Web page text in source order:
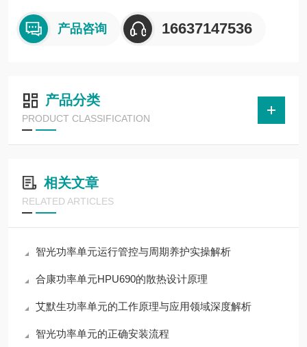
产品咨询 16637147536
产品分类
PRODUCT CLASSIFICATION
相关文章
RELATED ARTICLES
智光功率单元运行管控与周期养护实操解析
合康功率单元HPU690的散热设计原理
艾默生功率单元的工作原理与应用领域深度解析
智光功率单元的正确安装流程